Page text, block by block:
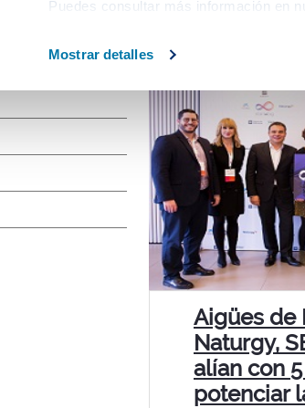
Puedes consultar más información en
Mostrar detalles
Aigües de
Naturgy,
alían con
potenciar